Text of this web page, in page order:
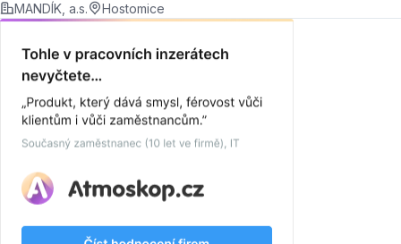
MANDÍK, a.s.
Hostomice